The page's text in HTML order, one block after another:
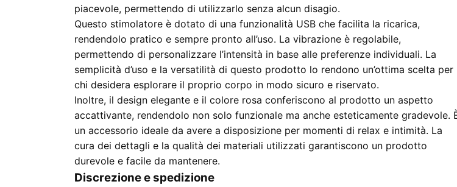
piacevole, permettendo di utilizzarlo senza alcun disagio.
Questo stimolatore è dotato di una funzionalità USB che facilita la ricarica,
rendendolo pratico e sempre pronto all’uso. La vibrazione è regolabile,
permettendo di personalizzare l’intensità in base alle preferenze individuali. La
semplicità d’uso e la versatilità di questo prodotto lo rendono un’ottima scelta per
chi desidera esplorare il proprio corpo in modo sicuro e riservato.
Inoltre, il design elegante e il colore rosa conferiscono al prodotto un aspetto
accattivante, rendendolo non solo funzionale ma anche esteticamente gradevole.
un accessorio ideale da avere a disposizione per momenti di relax e intimità. La
cura dei dettagli e la qualità dei materiali utilizzati garantiscono un prodotto
durevole e facile da mantenere.
Discrezione e spedizione